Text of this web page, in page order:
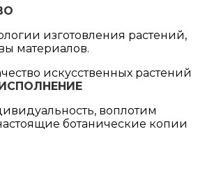
изготовления растений,
материалов.
воплотим
ботанические копии